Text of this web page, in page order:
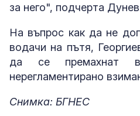
за него", подчерта
На въпрос как да не
водачи на пътя,
да се премахнат
нерегламентирано
Снимка: БГНЕС